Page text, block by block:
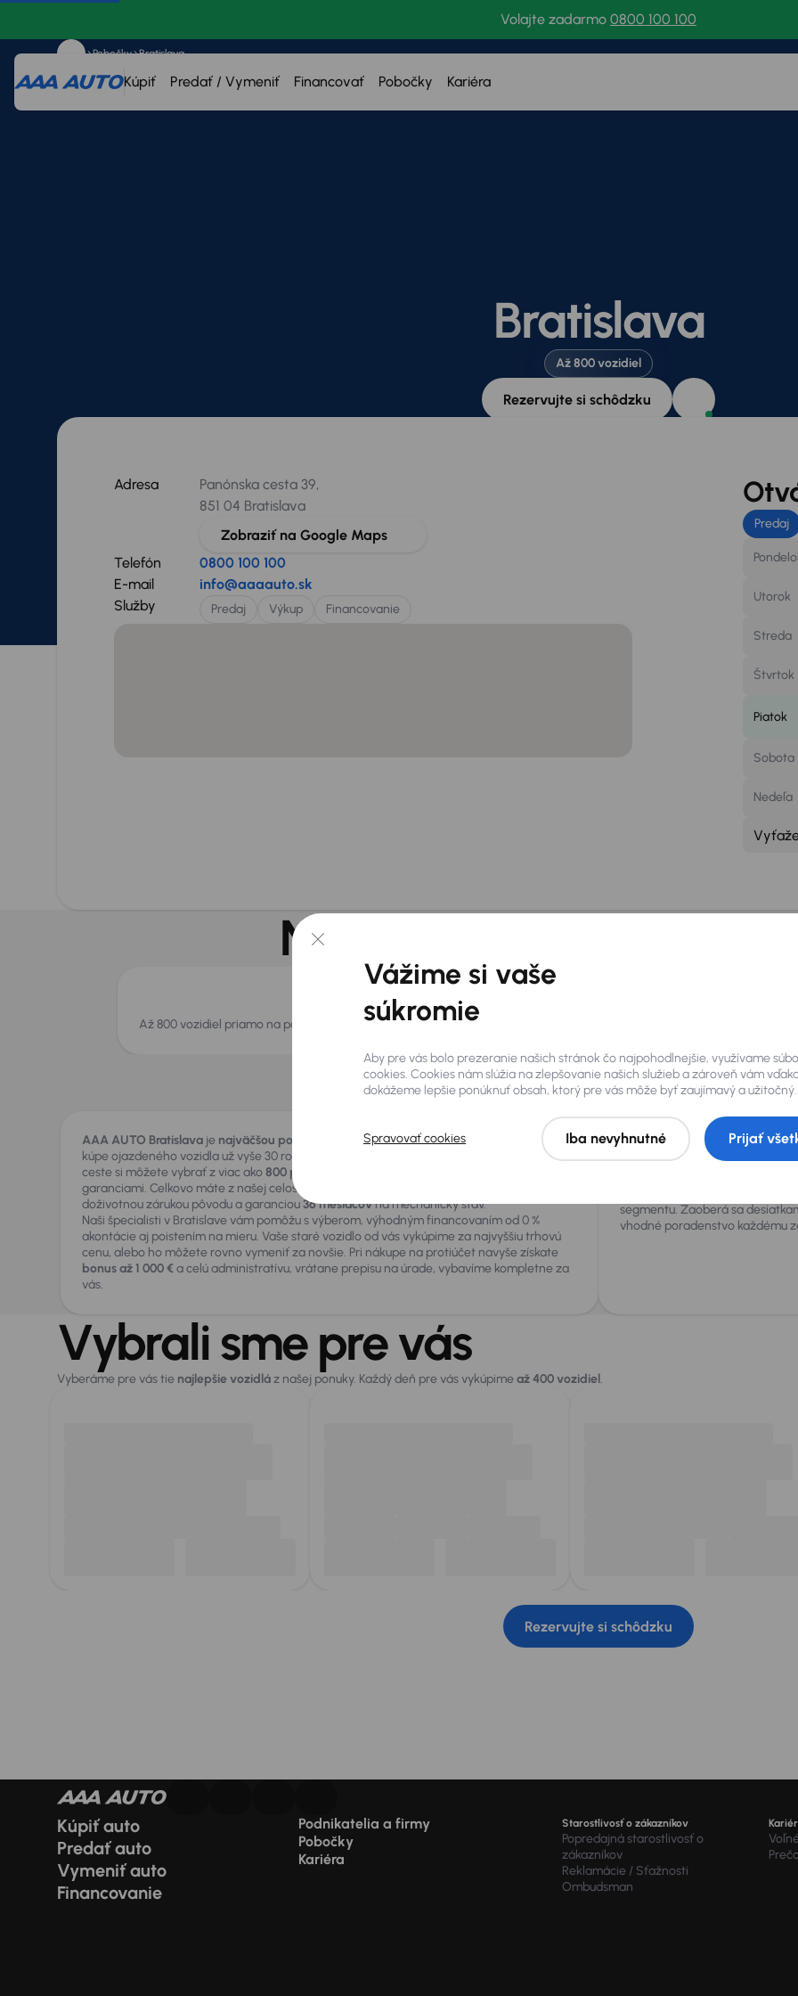
Volajte zadarmo 0800 100 100
Kúpiť Predať / Vymeniť Financovať Pobočky Kariéra
Pobočky Bratislava
Bratislava
Až 800 vozidiel
Rezervujte si schôdzku
Adresa
Panónska cesta 39,
851 04 Bratislava
Zobraziť na Google Maps
Telefón
0800 100 100
E-mail
info@aaaauto.sk
Služby
Predaj Výkup Financovanie
Predaj
Utorok
Streda
Štvrtok
Piatok
Sobota
Nedeľa
Na pobočke je vám k
Až 800 vozidiel priamo na pobočke Wifi pripojenie zadarmo
O pobočke
AAA AUTO Bratislava je najväčšou pobočkou našej sietena Slovensku a vašou istotou pri
kúpe ojazdeného vozidla už vyše 30 rokov. Priamo na ploche v bratislavskej Panónskej
ceste si môžete vybrať z viac ako800 preverených vozidiel
garanciami. Celkovo máte z našej celoslovenskej siete k dispozícii až
doživotnou zárukou pôvodu a garanciou36 mesiacovna mechanický stav.
Naši špecialisti v Bratislave vám pomôžu s výberom, výhodným financovaním od 0 %
akontácie aj poistením na mieru. Vaše staré vozidlo od vás vykúpime za najvyššiu trhovú
cenu, alebo ho môžete rovno vymeniť za novšie. Pri nákupe na protiúčet navyše získate
bonus až 1 000 € a celú administratívu, vrátane prepisu na úrade, vybavíme kompletne za
vás.
Štefan
Odborník s viac ako 8-ročnými
segmentu. Zaoberá sa
vhodné poradenstvo každému
Vybrali sme pre vás
Vyberáme pre vás tie najlepšie vozidláz našej ponuky. Každý deň pre vás vykúpimeaž 400 vozidiel.
Rezervujte si schôdzku
Kúpiť auto
Predať auto
Vymeniť auto
Financovanie
Podnikatelia a firmy
Pobočky
Kariéra
Starostlivosť o zákazníkov
Popredajná starostlivosť o
zákazníkov
Reklamácie / Sťažnosti
Ombudsman
Vážime si vaše
súkromie
Aby pre vás bolo prezeranie našich stránok čo najpohodlnejšie, využívame
cookies. Cookies nám slúžia na zlepšovanie našich služieb a zároveň vám
dokážeme lepšie ponúknuť obsah, ktorý pre vás môže byť zaujímavý a užitočný.
Spravovať cookies Iba nevyhnutné Prijať